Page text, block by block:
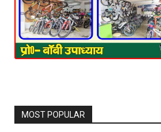
MOST POPULAR